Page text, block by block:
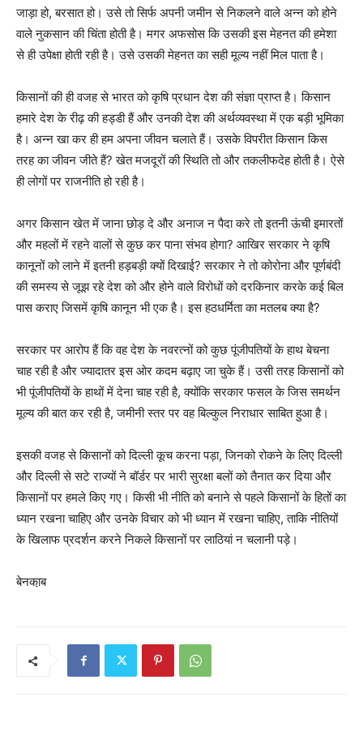
जाड़ा हो, बरसात हो। उसे तो सिर्फ अपनी जमीन से निकलने वाले अन्न को होने
वाले नुकसान की चिंता होती है। मगर अफसोस कि उसकी इस मेहनत की हमेशा
से ही उपेक्षा होती रही है। उसे उसकी मेहनत का सही मूल्य नहीं मिल पाता है।
किसानों की ही वजह से भारत को कृषि प्रधान देश की संज्ञा प्राप्त है। किसान
हमारे देश के रीढ़ की हड्डी हैं और उनकी देश की अर्थव्यवस्था में एक बड़ी भूमिका
है। अन्न खा कर ही हम अपना जीवन चलाते हैं। उसके विपरीत किसान किस
तरह का जीवन जीते हैं? खेत मजदूरों की स्थिति तो और तकलीफदेह होती है। ऐसे
ही लोगों पर राजनीति हो रही है।
अगर किसान खेत में जाना छोड़ दे और अनाज न पैदा करे तो इतनी ऊंची इमारतों
और महलों में रहने वालों से कुछ कर पाना संभव होगा? आखिर सरकार ने कृषि
कानूनों को लाने में इतनी हड़बड़ी क्यों दिखाई? सरकार ने तो कोरोना और पूर्णबंदी
की समस्य से जूझ रहे देश को और होने वाले विरोधों को दरकिनार करके कई बिल
पास कराए जिसमें कृषि कानून भी एक है। इस हठधर्मिता का मतलब क्या है?
सरकार पर आरोप हैं कि वह देश के नवरत्नों को कुछ पूंजीपतियों के हाथ बेचना
चाह रही है और ज्यादातर इस ओर कदम बढ़ाए जा चुके हैं। उसी तरह किसानों को
भी पूंजीपतियों के हाथों में देना चाह रही है, क्योंकि सरकार फसल के जिस समर्थन
मूल्य की बात कर रही है, जमीनी स्तर पर वह बिल्कुल निराधार साबित हुआ है।
इसकी वजह से किसानों को दिल्ली कूच करना पड़ा, जिनको रोकने के लिए दिल्ली
और दिल्ली से सटे राज्यों ने बॉर्डर पर भारी सुरक्षा बलों को तैनात कर दिया और
किसानों पर हमले किए गए। किसी भी नीति को बनाने से पहले किसानों के हितों का
ध्यान रखना चाहिए और उनके विचार को भी ध्यान में रखना चाहिए, ताकि नीतियों
के खिलाफ प्रदर्शन करने निकले किसानों पर लाठियां न चलानी पड़े।
बेनका़ब